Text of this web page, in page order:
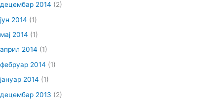
децембар 2014 (2)
јун 2014 (1)
мај 2014 (1)
април 2014 (1)
фебруар 2014 (1)
јануар 2014 (1)
децембар 2013 (2)